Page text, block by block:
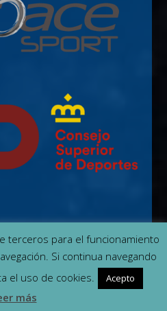
somos Cookies
terceros para el funcionamiento
Si continua navegando
el uso de cookies.
Acepto
más